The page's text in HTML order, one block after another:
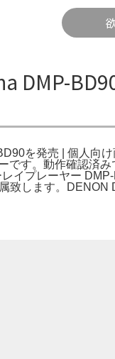
DMP-
を発売 | 個人向
です。動作確認済
イプレーヤー
します。DENON